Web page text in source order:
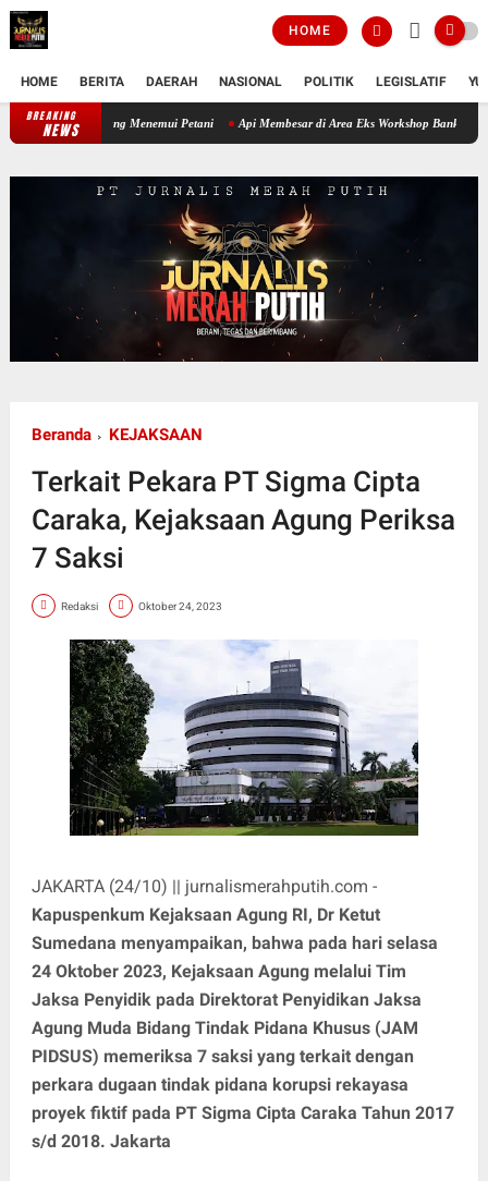
HOME
HOME BERITA DAERAH NASIONAL POLITIK LEGISLATIF
BREAKING
NEWSMelihat Kondisi Sawah di Awal Musim Tanam, Babinsa Datang Menemui Petani
Beranda KEJAKSAAN
Terkait Pekara PT Sigma Cipta
Caraka, Kejaksaan Agung Periksa
7 Saksi
Redaksi Oktober 24, 2023
JAKARTA (24/10) || jurnalismerahputih.com -
Kapuspenkum Kejaksaan Agung RI, Dr Ketut
Sumedana menyampaikan, bahwa pada hari selasa
24 Oktober 2023, Kejaksaan Agung melalui Tim
Jaksa Penyidik pada Direktorat Penyidikan Jaksa
Agung Muda Bidang Tindak Pidana Khusus (JAM
PIDSUS) memeriksa 7 saksi yang terkait dengan
perkara dugaan tindak pidana korupsi rekayasa
proyek fiktif pada PT Sigma Cipta Caraka Tahun 2017
s/d 2018. Jakarta